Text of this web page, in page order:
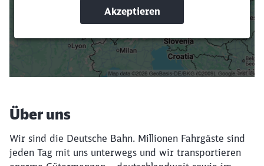
Suchbegriffe eingeben
Filter setzen
Über uns
Wir sind die Deutsche Bahn. Millionen Fahrgäste sind
jeden Tag mit uns unterwegs und wir transportieren